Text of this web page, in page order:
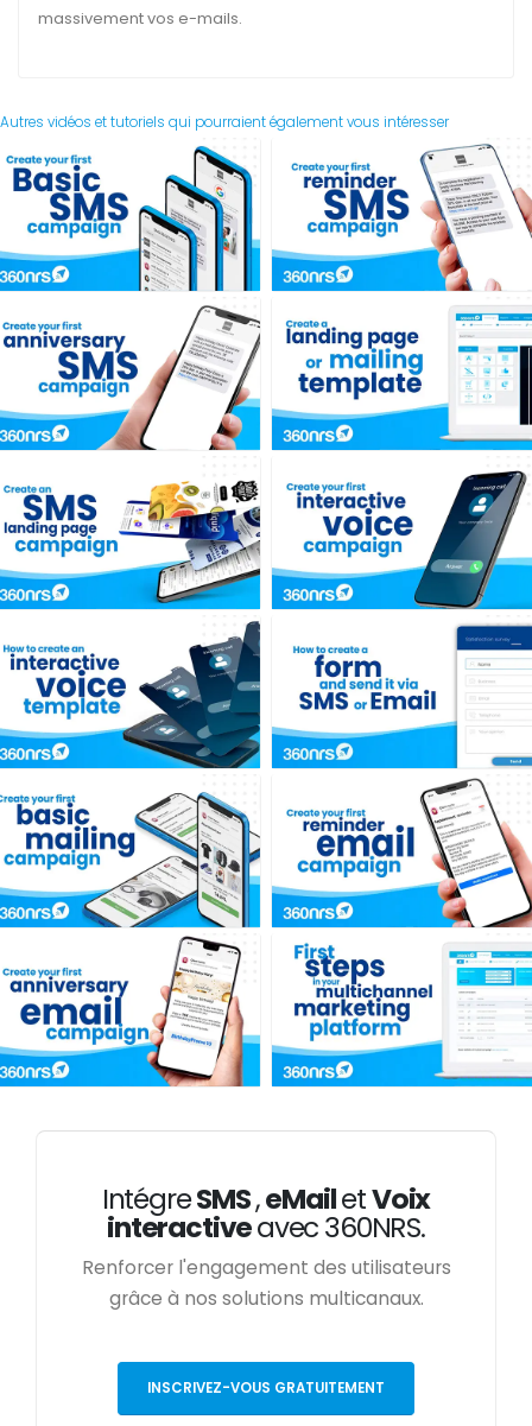
massivement vos e-mails.
Autres vidéos et tutoriels qui pourraient également vous intéresser
IntégreSMS,eMailetVoix
interactiveavec 360NRS.
Renforcer l'engagement des utilisateurs
grâce à nos solutions multicanaux.
INSCRIVEZ-VOUS GRATUITEMENT